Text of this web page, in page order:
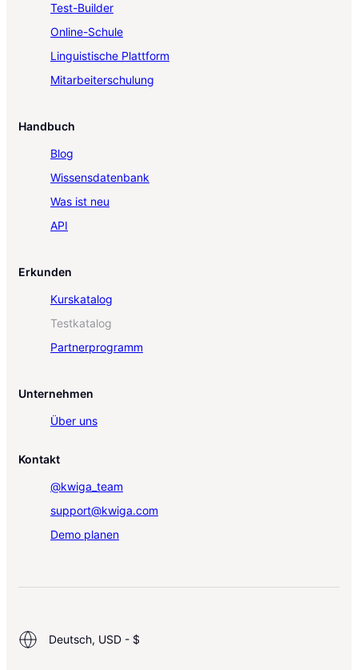
Test-Builder
Online-Schule
Linguistische Plattform
Mitarbeiterschulung
Handbuch
Blog
Wissensdatenbank
Was ist neu
API
Erkunden
Kurskatalog
Testkatalog
Partnerprogramm
Unternehmen
Über uns
Kontakt
@kwiga_team
support@kwiga.com
Demo planen
Deutsch, USD - $